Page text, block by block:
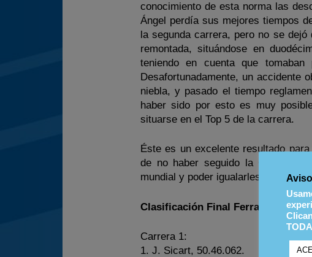
conocimiento de esta norma las
Ángel perdía sus mejores tiempos
la segunda carrera, pero no se
remontada, situándose en
teniendo en cuenta que
Desafortunadamente, un accidente
niebla, y pasado el tiempo
haber sido por esto es muy
situarse en el Top 5 de la carrera.
Éste es un excelente resultado
de no haber seguido la
mundial y poder igualarles en pericia.
Clasificación Final Ferrari
Carrera 1:
1. J. Sicart, 50.46.062.